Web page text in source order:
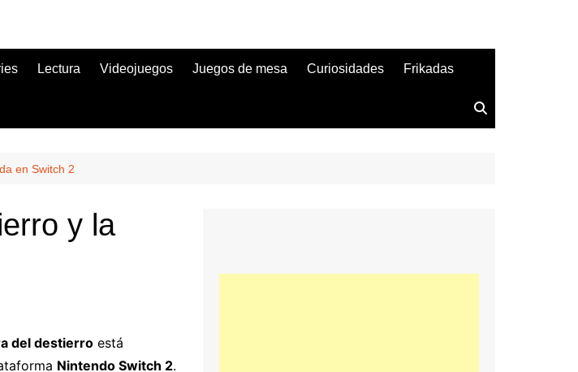
Lectura Videojuegos Juegos de mesa Curiosidades Frikadas
en Switch 2
y la
del destierro está
Nintendo Switch 2.